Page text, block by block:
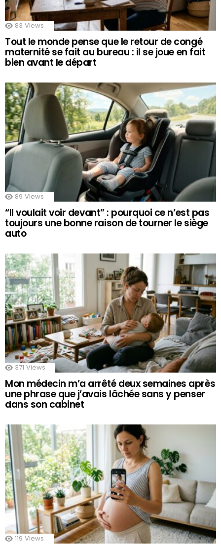
83 Views
Tout le monde pense que le retour de congé
maternité se fait au bureau : il se joue en fait
bien avant le départ
89 Views
“Il voulait voir devant” : pourquoi ce n’est pas
toujours une bonne raison de tourner le siège
auto
371 Views
Mon médecin m’a arrêté deux semaines après
une phrase que j’avais lâchée sans y penser
dans son cabinet
119 Views